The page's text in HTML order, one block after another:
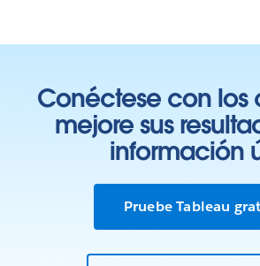
Conéctese con los
mejore sus
información
Pruebe Tableau